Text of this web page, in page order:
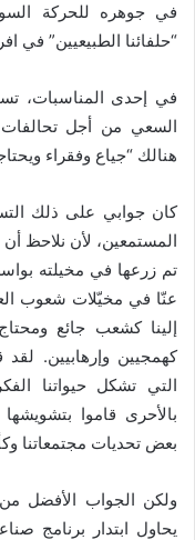
في جوهره للحركة
“حلفائنا الطبيعيين” في
في إحدى المناسبات،
السعي من أجل تحالفات
هنالك “جياع وفقراء
كان جوابي على ذلك
المستمعين، لأن نلاحظ
تم زرعها في مخيلته
عنّا في مخيّلات شعوب
إلينا كشعب جائع
كهمجيين وإرهابيين. لقد
التي تشكل حيواتنا
بالأحرى قاموا
بعض تحديات مجتمعاتنا
ولكن الجواب الأفضل
يحاول ابتدار برنامج